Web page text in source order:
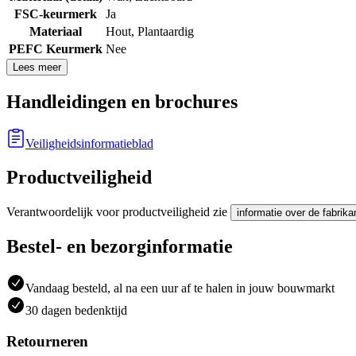
FSC-keurmerk
Ja
Materiaal
Hout, Plantaardig
PEFC Keurmerk Nee
Lees meer
Handleidingen en brochures
Veiligheidsinformatieblad
Productveiligheid
Verantwoordelijk voor productveiligheid zie informatie over de
Bestel- en bezorginformatie
Vandaag besteld, al na een uur af te halen in jouw bouwmarkt
30 dagen bedenktijd
Retourneren